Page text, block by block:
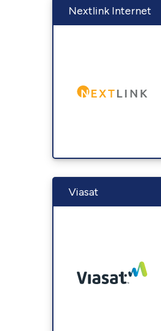
Nextlink Internet
Viasat